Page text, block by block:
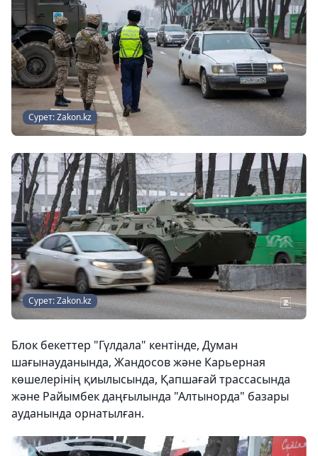
Сурет: Zakon.kz
Сурет: Zakon.kz
Блок бекеттер "Гүлдала" кентінде, Думан
шағынауданында, Жандосов және Карьерная
көшелерінің қиылысында, Қапшағай трассасында
және Райымбек даңғылында "Алтынорда" базары
ауданында орнатылған.